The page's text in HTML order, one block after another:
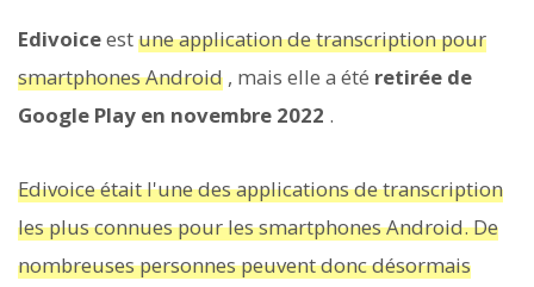
Edivoiceestune application de transcription pour
smartphones Android , mais elle a été retirée de
Google Play en novembre 2022 .
Edivoice était l'une des applications de transcription
les plus connues pour les smartphones Android. De
nombreuses personnes peuvent donc désormais